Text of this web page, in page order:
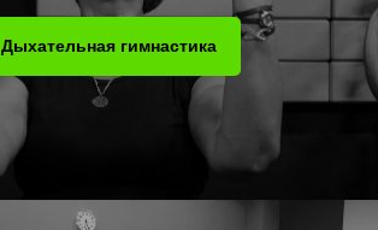
Дыхательная гимнастика